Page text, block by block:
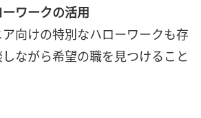
ワークの活用
向けの特別なハローワークも存
ながら希望の職を見つけること